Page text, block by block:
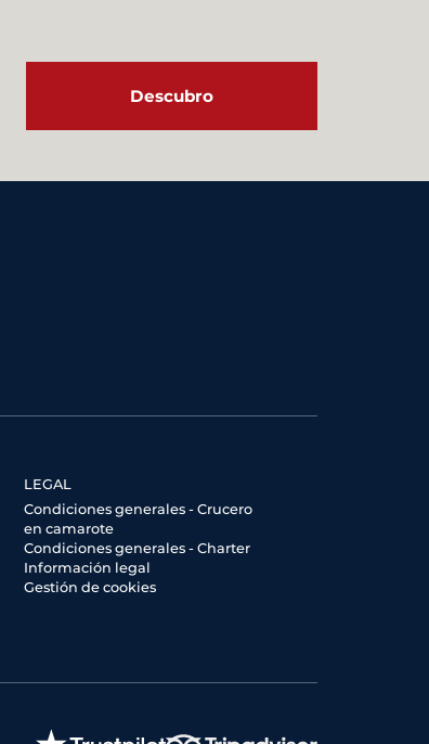
Descubro
LEGAL
Condiciones generales - Crucero
en camarote
Condiciones generales - Charter
Información legal
Gestión de cookies